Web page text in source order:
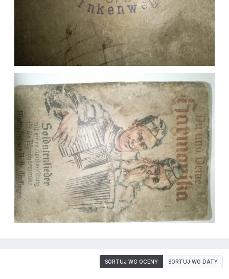
SORTUJ WG OCENY SORTUJ WG DATY